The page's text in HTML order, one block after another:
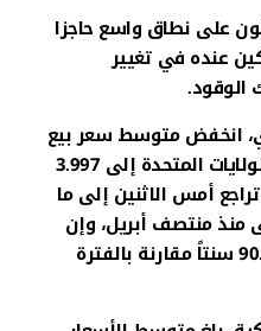
على نطاق واسع حاجزا
عنده في تغيير
انخفض متوسط سعر بيع
البنزين بالتجزئة على مستوى الولايات المتحدة إلى 3.997
أمس الاثنين إلى ما
منذ منتصف أبريل، وإن
كانت الأسعار لا تزال مرتفعة 90.8 سنتاً مقارنة بالفترة